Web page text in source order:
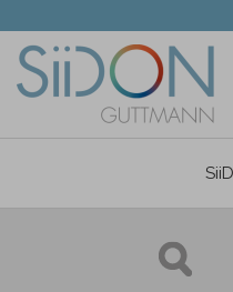
contingut